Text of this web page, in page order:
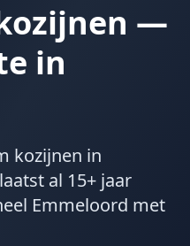
—
in
kozijnen in
al 15+ jaar
Emmeloord met